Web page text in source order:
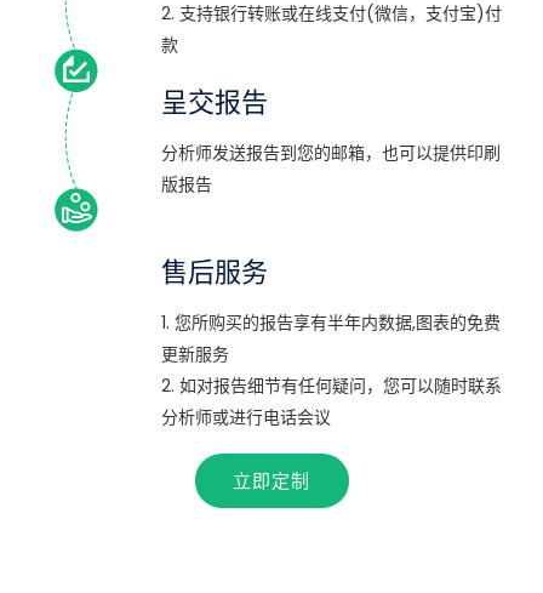
2. 支持银行转账或在线支付(微信，支付宝)付
款
呈交报告
分析师发送报告到您的邮箱，也可以提供印刷
版报告
售后服务
1. 您所购买的报告享有半年内数据,图表的免费
更新服务
2. 如对报告细节有任何疑问，您可以随时联系
分析师或进行电话会议
立即定制